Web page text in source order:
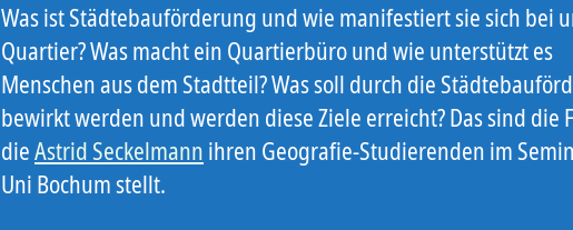
Was ist Städtebauförderung und wie manifestiert sie sich bei
Quartier? Was macht ein Quartierbüro und wie unterstützt es
Menschen aus dem Stadtteil? Was soll durch die
bewirkt werden und werden diese Ziele erreicht? Das sind die
dieAstrid Seckelmann ihren Geografie-Studierenden im
Uni Bochum stellt.